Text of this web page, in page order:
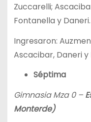
Zuccarelli;
Fontanella y
Ingresaron:
Ascacibar, Daneri y
Séptima
Gimnasia Mza 0 –
Monterde)